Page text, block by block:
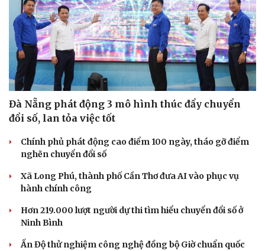
Đà Nẵng phát động 3 mô hình thúc đẩy chuyển
đổi số, lan tỏa việc tốt
Chính phủ phát động cao điểm 100 ngày, tháo gỡ điểm
nghẽn chuyển đổi số
Xã Long Phú, thành phố Cần Thơ đưa AI vào phục vụ
hành chính công
Hơn 219.000 lượt người dự thi tìm hiểu chuyển đổi số ở
Ninh Bình
Ấn Độ thử nghiệm công nghệ đồng bộ Giờ chuẩn quốc